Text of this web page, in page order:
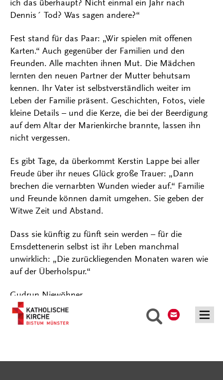
Suche
ich das überhaupt? Nicht einmal ein Jahr nach
Dennis´ Tod? Was sagen andere?“
Fest stand für das Paar: „Wir spielen mit offenen
Karten.“ Auch gegenüber der Familien und den
Freunden. Alle machten ihnen Mut. Die Mädchen
lernten den neuen Partner der Mutter behutsam
kennen. Ihr Vater ist selbstverständlich weiter im
Leben der Familie präsent. Geschichten, Fotos, viele
kleine Details – und die Kerze, die bei der Beerdigung
auf dem Altar der Marienkirche brannte, lassen ihn
nicht vergessen.
Es gibt Tage, da überkommt Kerstin Lappe bei aller
Freude über ihr neues Glück große Trauer: „Dann
brechen die vernarbten Wunden wieder auf.“ Familie
und Freunde können damit umgehen. Sie geben der
Witwe Zeit und Abstand.
Dass sie künftig zu fünft sein werden – für die
Emsdettenerin selbst ist ihr Leben manchmal
unwirklich: „Die zurückliegenden Monaten waren wie
auf der Überholspur.“
Gudrun Niewöhner